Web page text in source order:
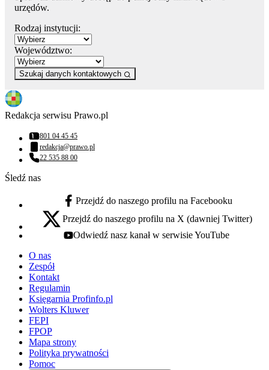
urzędów.
Rodzaj instytucji:
Województwo:
Szukaj danych kontaktowych
Redakcja serwisu Prawo.pl
Numer telefonu:
801 04 45 45
Adres email:
redakcja@prawo.pl
Numer telefonu:
22 535 88 00
Śledź nas
facebook - otwiera się w nowej karcie
Przejdź do naszego profilu na Facebooku
x - otwiera się w nowej karcie
Przejdź do naszego profilu na X (dawniej Twitter)
youtube - otwiera się w nowej karcie
Odwiedź nasz kanał w serwisie YouTube
O nas
Zespół
Kontakt
Regulamin
Księgarnia Profinfo.pl
Wolters Kluwer
FEPI
FPOP
Mapa strony
Polityka prywatności
Pomoc